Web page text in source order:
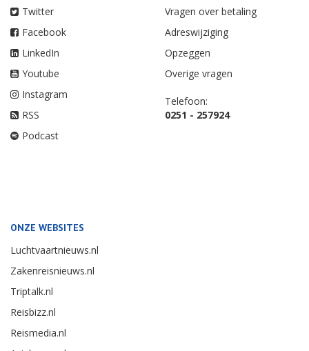
Twitter
Facebook
LinkedIn
Youtube
Instagram
RSS
Podcast
Vragen over betaling
Adreswijziging
Opzeggen
Overige vragen
Telefoon:
0251 - 257924
ONZE WEBSITES
Luchtvaartnieuws.nl
Zakenreisnieuws.nl
Triptalk.nl
Reisbizz.nl
Reismedia.nl